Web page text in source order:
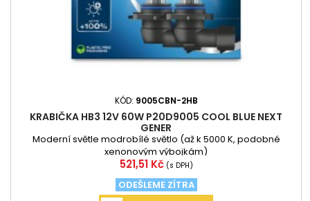
KÓD: 9005CBN-2HB
KRABIČKA HB3 12V 60W P20D9005 COOL BLUE NEXT
GENER
Moderní světle modrobílé světlo (až k 5000 K, podobné
xenonovým výbojkám)
Cena
521,51 Kč (s DPH)
ODEŠLEME ZÍTRA